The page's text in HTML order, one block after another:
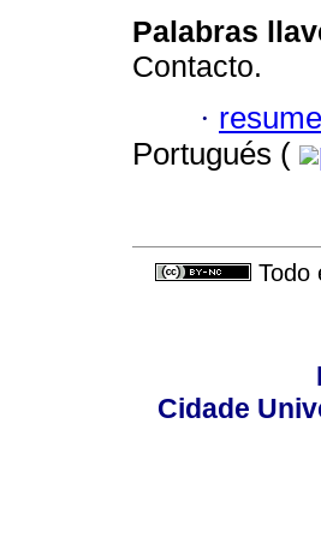
Palabras
Contacto.
·
Portugués (
Todo
Cidade